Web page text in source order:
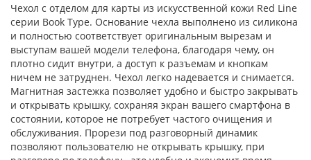
Чехол с отделом для карты из искусственной кожи Red Line
серии Book Type. Основание чехла выполнено из силикона
и полностью соответствует оригинальным вырезам и
выступам вашей модели телефона, благодаря чему, он
плотно сидит внутри, а доступ к разъемам и кнопкам
ничем не затруднен. Чехол легко надевается и снимается.
Магнитная застежка позволяет удобно и быстро закрывать
и открывать крышку, сохраняя экран вашего смартфона в
состоянии, которое не потребует частого очищения и
обслуживания. Прорези под разговорный динамик
позволяют пользователю не открывать крышку, при